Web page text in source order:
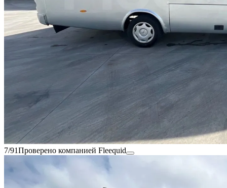
7/91Проверено компанией Fleequid